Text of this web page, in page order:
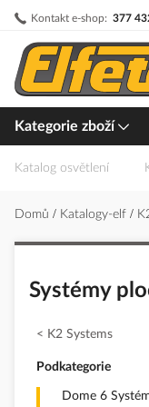
Kontakt e-shop: 377
Přejít
obsah
Kategorie zboží
Katalog osvětlení
Domů Katalogy-elf
Systémy
K2 Systems
Podkategorie
Dome 6